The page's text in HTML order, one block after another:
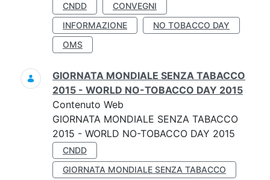
CNDD
CONVEGNI
INFORMAZIONE
NO TOBACCO DAY
OMS
GIORNATA MONDIALE SENZA TABACCO
2015 - WORLD NO-TOBACCO DAY 2015
Contenuto Web
GIORNATA MONDIALE SENZA TABACCO
2015 - WORLD NO-TOBACCO DAY 2015
CNDD
GIORNATA MONDIALE SENZA TABACCO